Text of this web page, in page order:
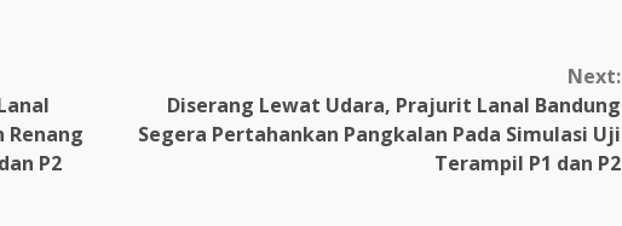
Renang
P2
Next:
Diserang Lewat Udara, Prajurit Lanal Bandung
Segera Pertahankan Pangkalan Pada Simulasi Uji
Terampil P1 dan P2